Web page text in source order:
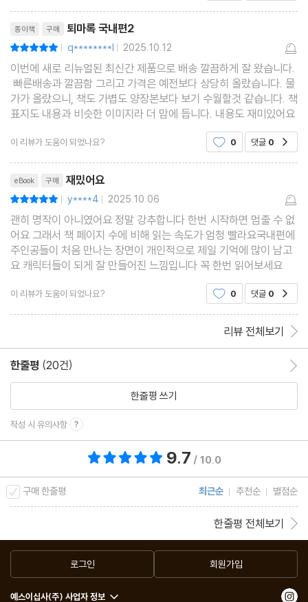
종이책 구매 퇴마록 국내편2
| q********l | 2025.10.12
이번에 새로 리뉴얼된 최신간 제품으로 배송 깔끔하게 잘 왔습니다.
빠른배송과 깔끔함 그리고 가격은 예전보다 상당히 올랐습니다. 물
가가 올랐으니, 책도 가볍도 양장본보다 보기 수월할것 같습니다. 책
표지도 내용과 비슷한 이미지라 더 맘에 듭니다. 내용도 재미있어요
이 리뷰가 도움이 되었나요? 0 댓글 0
eBook 구매 재밌어요
| y****4 | 2025.10.06
괜히 명작이 아니였어요 정말 강추합니다 한번 시작하면 멈출 수 없
어요 그래서 책 페이지 수에 비해 읽는 속도가 엄청 빨라요국내편에
주인공들이 처음 만나는 장면이 개인적으로 제일 기억에 많이 남고
요 캐릭터들이 되게 잘 만들어진 느낌입니다 꼭 한번 읽어보세요
이 리뷰가 도움이 되었나요? 0 댓글 0
리뷰 전체보기
한줄평 (20건)
한줄평 쓰기
작성 시 유의사항
9.7 / 10.0
구매 한줄평 최근순 추천순 별점순
한줄평 전체보기
로그인 회원가입
예스이십사(주) 사업자 정보